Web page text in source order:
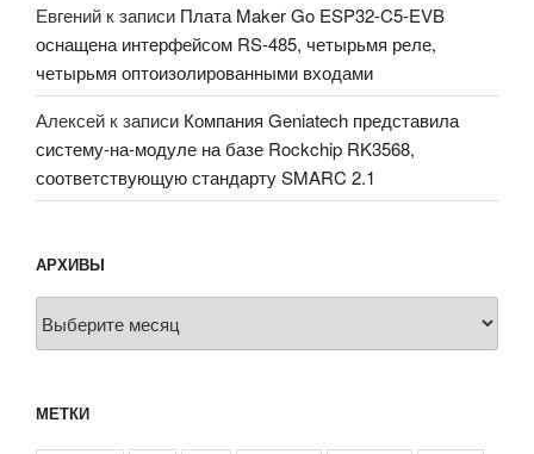
Евгений к записи Плата Maker Go ESP32-C5-EVB
оснащена интерфейсом RS-485, четырьмя реле,
четырьмя оптоизолированными входами
Алексей к записи Компания Geniatech представила
систему-на-модуле на базе Rockchip RK3568,
соответствующую стандарту SMARC 2.1
АРХИВЫ
МЕТКИ